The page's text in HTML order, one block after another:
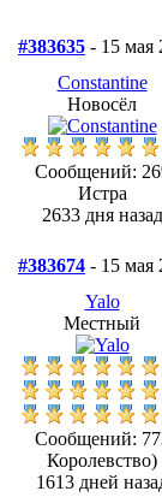
#383635 - 15 мая
Constantine
Новосёл
Сообщений:
Истра
2633 дня назад
#383674 - 15 мая
Yalo
Местный
Сообщений:
Королевство)
1613 дней